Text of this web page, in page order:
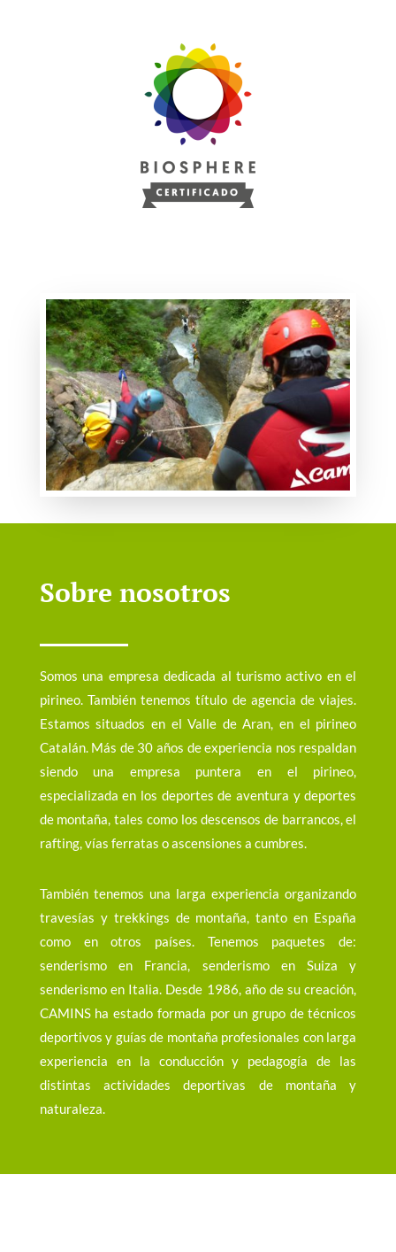
Sobre nosotros
Somos una empresa dedicada al turismo activo en el
pirineo. También tenemos título de agencia de viajes.
Estamos situados en el Valle de Aran, en el pirineo
Catalán. Más de 30 años de experiencia nos respaldan
siendo una empresa puntera en el pirineo,
especializada en los deportes de aventura y deportes
de montaña, tales como los descensos de barrancos, el
rafting, vías ferratas o ascensiones a cumbres.
También tenemos una larga experiencia organizando
travesías y trekkings de montaña, tanto en España
como en otros países. Tenemos paquetes de:
senderismo en Francia, senderismo en Suiza y
senderismo en Italia. Desde 1986, año de su creación,
CAMINS ha estado formada por un grupo de técnicos
deportivos y guías de montaña profesionales con larga
experiencia en la conducción y pedagogía de las
distintas actividades deportivas de montaña y
naturaleza.